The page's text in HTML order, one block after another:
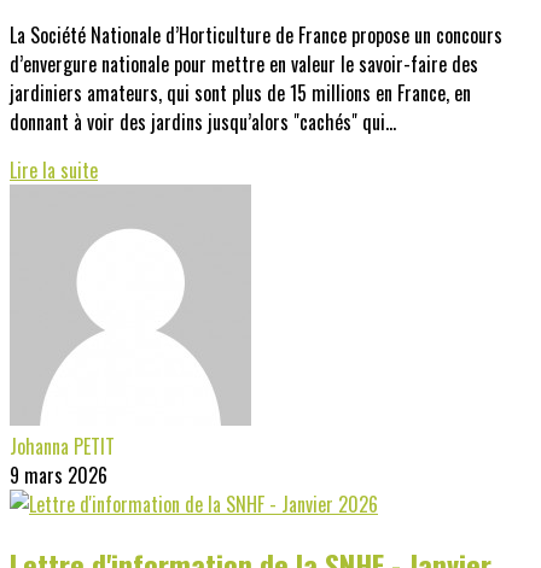
La Société Nationale d’Horticulture de France propose un concours
d’envergure nationale pour mettre en valeur le savoir-faire des
jardiniers amateurs, qui sont plus de 15 millions en France, en
donnant à voir des jardins jusqu’alors "cachés" qui...
Lire la suite
Johanna PETIT
9 mars 2026